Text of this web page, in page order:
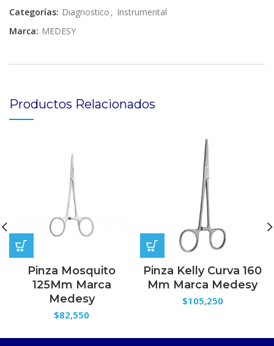
Categorías: Diagnostico , Instrumental
Marca: MEDESY
Productos Relacionados
Pinza Mosquito
125Mm Marca
Medesy
$82,550
Pinza Kelly Curva 160
Mm Marca Medesy
$105,250